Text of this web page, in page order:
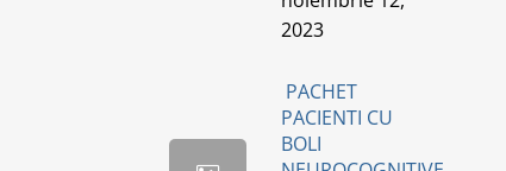
2023
PACHET
PACIENTI CU
BOLI